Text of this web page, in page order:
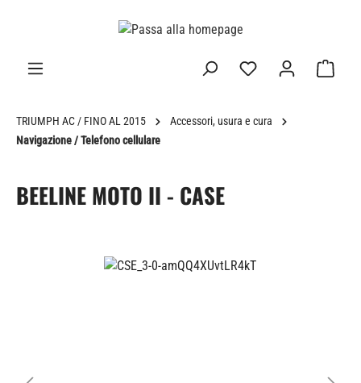
TRIUMPH AC / FINO AL 2015
Accessori, usura e cura
Navigazione / Telefono cellulare
BEELINE MOTO II - CASE
Salta la galleria di immagini